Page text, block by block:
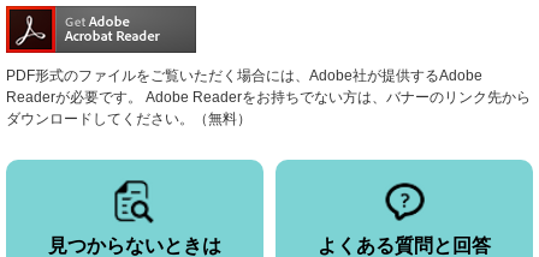
PDF形式のファイルをご覧いただく場合には、Adobe社が提供するAdobe
Readerが必要です。
Adobe Readerをお持ちでない方は、バナーのリンク先から
ダウンロードしてください。（無料）
見つからないときは よくある質問と回答